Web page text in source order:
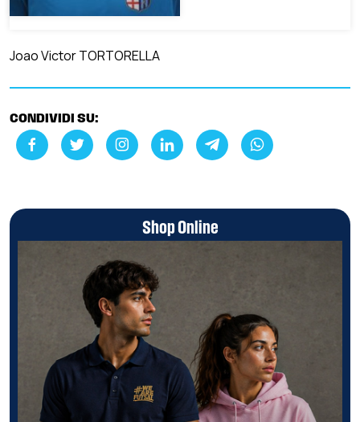
Joao Victor TORTORELLA
CONDIVIDI SU:
Shop Online